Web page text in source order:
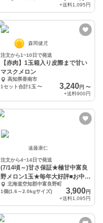
+送料1,095円
森岡健児
注文から1~10日で発送
【赤肉】1玉箱入り皮際まで甘い
マスクメロン
高知県香南市
1セット合計1玉 〜 3,240円 〜
+送料900円
遠藤康仁
注文から4~14日で発送
(7/14頃～)甘さ保証★極甘中富良
野メロン1玉★毎年大好評■お中元
やギフト可
北海道空知郡中富良野町
1個(1.6～2.0kgサイズ)
3,900円
+送料1,095円